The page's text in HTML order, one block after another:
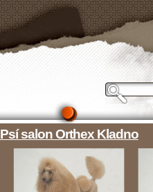
Psí salon Orthex Kladno